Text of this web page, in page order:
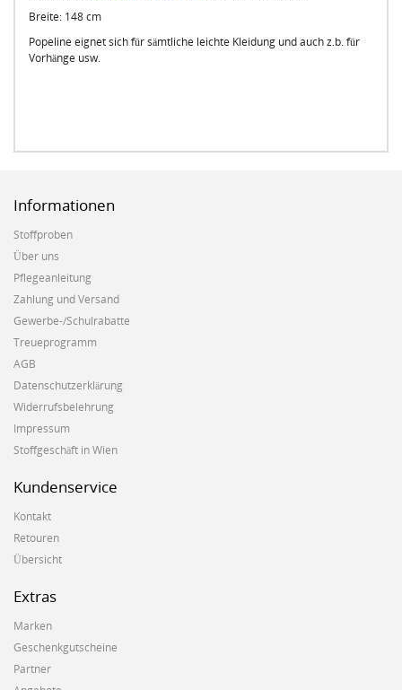
Breite: 148 cm
Popeline eignet sich für sämtliche leichte Kleidung und auch z.b. für
Vorhänge usw.
Informationen
Stoffproben
Über uns
Pflegeanleitung
Zahlung und Versand
Gewerbe-/Schulrabatte
Treueprogramm
AGB
Datenschutzerklärung
Widerrufsbelehrung
Impressum
Stoffgeschäft in Wien
Kundenservice
Kontakt
Retouren
Übersicht
Extras
Marken
Geschenkgutscheine
Partner